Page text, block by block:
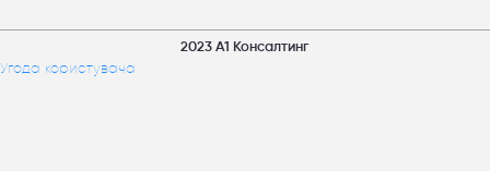
2023 А1 Консалтинг
Угода користувача